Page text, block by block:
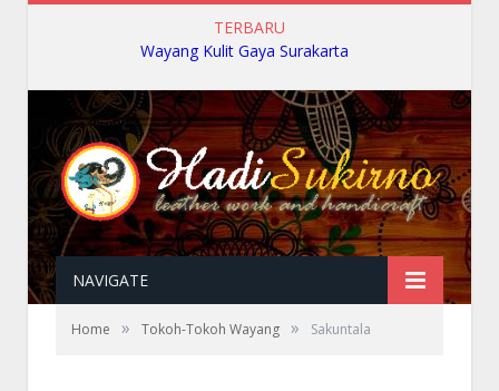
TERBARU
Wayang Kulit Gaya Surakarta
NAVIGATE
Home » Tokoh-Tokoh Wayang » Sakuntala